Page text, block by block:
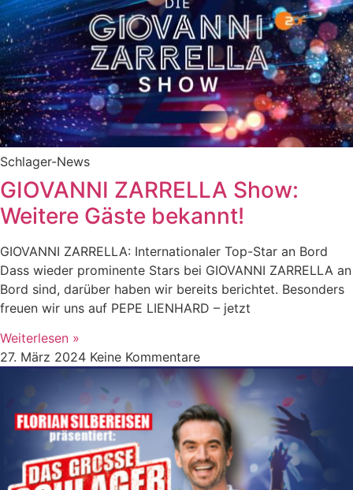
Schlager-News
GIOVANNI ZARRELLA Show:
Weitere Gäste bekannt!
GIOVANNI ZARRELLA: Internationaler Top-Star an Bord
Dass wieder prominente Stars bei GIOVANNI ZARRELLA an
Bord sind, darüber haben wir bereits berichtet. Besonders
freuen wir uns auf PEPE LIENHARD – jetzt
Weiterlesen »
27. März 2024 Keine Kommentare